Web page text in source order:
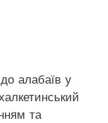
алабаїв у
та